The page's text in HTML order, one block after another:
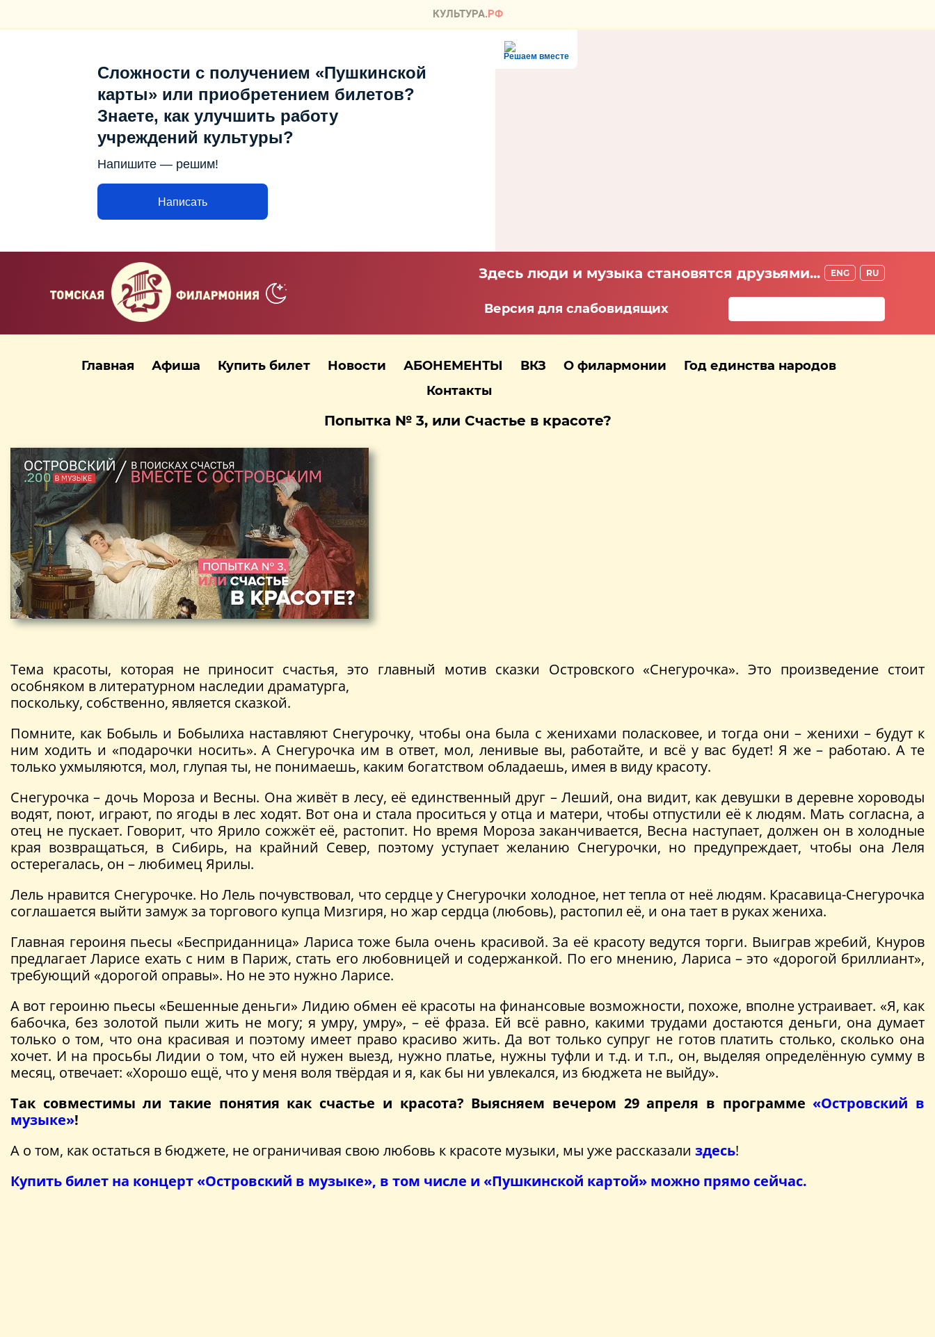
Решаем вместе
Сложности с получением «Пушкинской
карты» или приобретением билетов?
Знаете, как улучшить работу
учреждений культуры?
Напишите — решим!
Написать
Здесь люди и музыка становятся друзьями... ENG RU
Версия для слабовидящих
Главная Афиша Купить билет Новости АБОНЕМЕНТЫ ВКЗ О филармонии
Год единства народов
Контакты
Попытка № 3, или Счастье в красоте?
Тема красоты, которая не приносит счастья, это главный мотив сказки Островского «Снегурочка». Это произведение стоит
особняком в литературном наследии драматурга,
поскольку, собственно, является сказкой.
Помните, как Бобыль и Бобылиха наставляют Снегурочку, чтобы она была с женихами поласковее, и тогда они – женихи – будут к
ним ходить и «подарочки носить». А Снегурочка им в ответ, мол, ленивые вы, работайте, и всё у вас будет! Я же – работаю. А те
только ухмыляются, мол, глупая ты, не понимаешь, каким богатством обладаешь, имея в виду красоту.
Снегурочка – дочь Мороза и Весны. Она живёт в лесу, её единственный друг – Леший, она видит, как девушки в деревне хороводы
водят, поют, играют, по ягоды в лес ходят. Вот она и стала проситься у отца и матери, чтобы отпустили её к людям. Мать согласна, а
отец не пускает. Говорит, что Ярило сожжёт её, растопит. Но время Мороза заканчивается, Весна наступает, должен он в холодные
края возвращаться, в Сибирь, на крайний Север, поэтому уступает желанию Снегурочки, но предупреждает, чтобы она Леля
остерегалась, он – любимец Ярилы.
Лель нравится Снегурочке. Но Лель почувствовал, что сердце у Снегурочки холодное, нет тепла от неё людям. Красавица-Снегурочка
соглашается выйти замуж за торгового купца Мизгиря, но жар сердца (любовь), растопил её, и она тает в руках жениха.
Главная героиня пьесы «Бесприданница» Лариса тоже была очень красивой. За её красоту ведутся торги. Выиграв жребий, Кнуров
предлагает Ларисе ехать с ним в Париж, стать его любовницей и содержанкой. По его мнению, Лариса – это «дорогой бриллиант»,
требующий «дорогой оправы». Но не это нужно Ларисе.
А вот героиню пьесы «Бешенные деньги» Лидию обмен её красоты на финансовые возможности, похоже, вполне устраивает. «Я, как
бабочка, без золотой пыли жить не могу; я умру, умру», – её фраза. Ей всё равно, какими трудами достаются деньги, она думает
только о том, что она красивая и поэтому имеет право красиво жить. Да вот только супруг не готов платить столько, сколько она
хочет. И на просьбы Лидии о том, что ей нужен выезд, нужно платье, нужны туфли и т.д. и т.п., он, выделяя определённую сумму в
месяц, отвечает: «Хорошо ещё, что у меня воля твёрдая и я, как бы ни увлекался, из бюджета не выйду».
Так совместимы ли такие понятия как счастье и красота? Выясняем вечером 29 апреля в программе«Островский в
музыке»!
А о том, как остаться в бюджете, не ограничивая свою любовь к красоте музыки, мы уже рассказали здесь!
Купить билет на концерт «Островский в музыке», в том числе и «Пушкинской картой» можно прямо сейчас.